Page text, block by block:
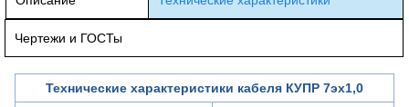
Чертежи и ГОСТы
Технические характеристики кабеля КУПР 7эх1,0